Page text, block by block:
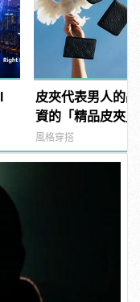
皮夾代表男人的
資的「精品皮夾
魅力！
風格穿搭